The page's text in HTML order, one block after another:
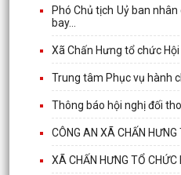
Phó Chủ tịch Uỷ ban
bay...
Xã Chấn Hưng tổ chức
Trung tâm Phục vụ hành
Thông báo hội nghị đối
CÔNG AN XÃ CHẤN HƯNG
XÃ CHẤN HƯNG TỔ CHỨC